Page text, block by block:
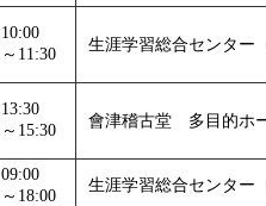
10:00
～11:30
生涯学習総合センター
13:30
～15:30
會津稽古堂 多目的ホ
09:00
～18:00
生涯学習総合センター